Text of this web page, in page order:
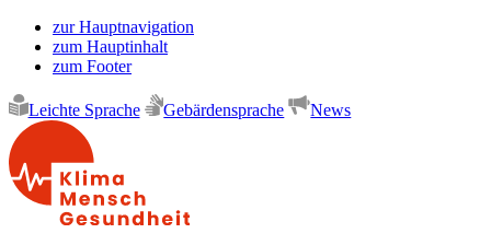
zur Hauptnavigation
zum Hauptinhalt
zum Footer
Leichte Sprache Gebärdensprache News